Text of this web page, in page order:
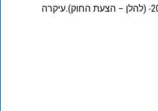
בהצעת חוק הגנתהפרטיות (תיקון מס’ 14), תשפ”ב 2022- (להלן – הצעת החוק).עיקרה